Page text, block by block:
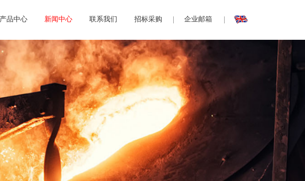
产品中心 新闻中心 联系我们 招标采购 企业邮箱